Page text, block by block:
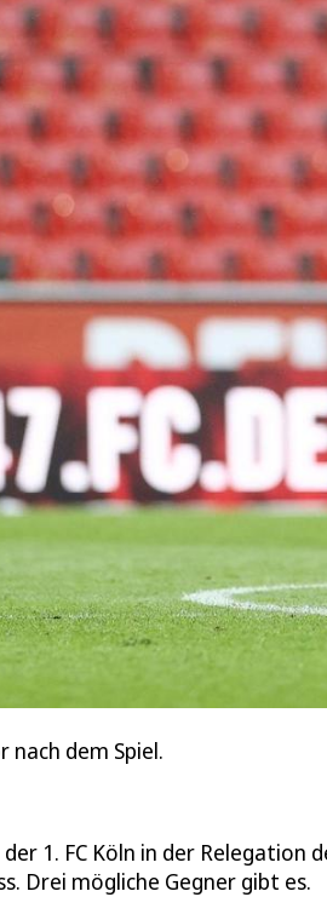
nach dem Spiel.
1. FC Köln in der Relegation
Drei mögliche Gegner gibt es.